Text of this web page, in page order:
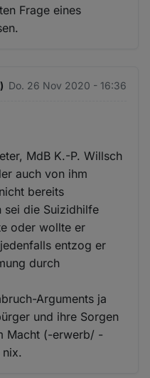
Frage eines
Do. 26 Nov 2020 - 16:36
MdB K.-P. Willsch
auch von ihm
bereits
sei die Suizidhilfe
oder wollte er
entzog er
durch
Arguments ja
und ihre Sorgen
Macht (-erwerb/ -